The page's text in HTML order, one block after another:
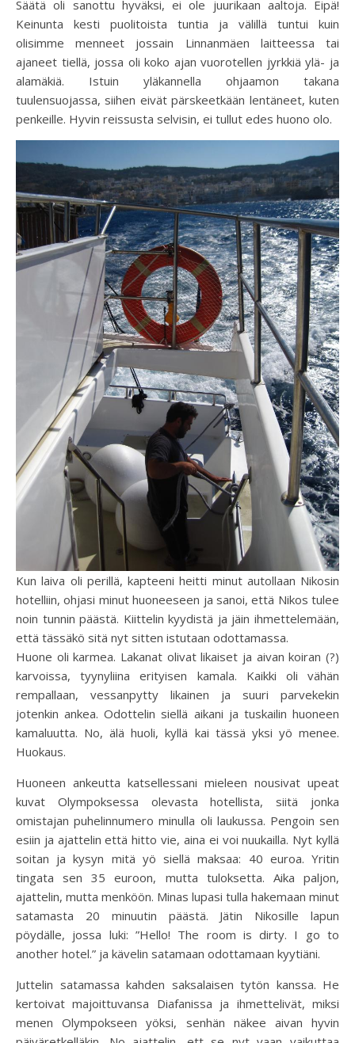
Säätä oli sanottu hyväksi, ei ole juurikaan aaltoja. Eipä!
Keinunta kesti puolitoista tuntia ja välillä tuntui kuin
olisimme menneet jossain Linnanmäen laitteessa tai
ajaneet tiellä, jossa oli koko ajan vuorotellen jyrkkiä ylä- ja
alamäkiä. Istuin yläkannella ohjaamon takana
tuulensuojassa, siihen eivät pärskeetkään lentäneet, kuten
penkeille. Hyvin reissusta selvisin, ei tullut edes huono olo.
Kun laiva oli perillä, kapteeni heitti minut autollaan Nikosin
hotelliin, ohjasi minut huoneeseen ja sanoi, että Nikos tulee
noin tunnin päästä. Kiittelin kyydistä ja jäin ihmettelemään,
että tässäkö sitä nyt sitten istutaan odottamassa.
Huone oli karmea. Lakanat olivat likaiset ja aivan koiran (?)
karvoissa, tyynyliina erityisen kamala. Kaikki oli vähän
rempallaan, vessanpytty likainen ja suuri parvekekin
jotenkin ankea. Odottelin siellä aikani ja tuskailin huoneen
kamaluutta. No, älä huoli, kyllä kai tässä yksi yö menee.
Huokaus.
Huoneen ankeutta katsellessani mieleen nousivat upeat
kuvat Olympoksessa olevasta hotellista, siitä jonka
omistajan puhelinnumero minulla oli laukussa. Pengoin sen
esiin ja ajattelin että hitto vie, aina ei voi nuukailla. Nyt kyllä
soitan ja kysyn mitä yö siellä maksaa: 40 euroa. Yritin
tingata sen 35 euroon, mutta tuloksetta. Aika paljon,
ajattelin, mutta menköön. Minas lupasi tulla hakemaan minut
satamasta 20 minuutin päästä. Jätin Nikosille lapun
pöydälle, jossa luki: ”Hello! The room is dirty. I go to
another hotel.” ja kävelin satamaan odottamaan kyytiäni.
Juttelin satamassa kahden saksalaisen tytön kanssa. He
kertoivat majoittuvansa Diafanissa ja ihmettelivät, miksi
menen Olympokseen yöksi, senhän näkee aivan hyvin